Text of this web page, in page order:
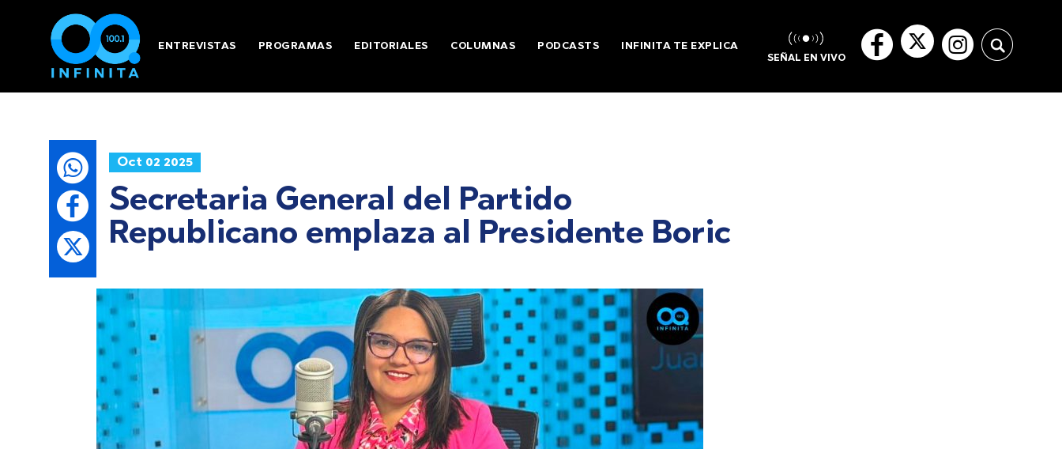
ENTREVISTAS PROGRAMAS EDITORIALES COLUMNAS PODCASTS INFINITA TE EXPLICA
SEÑAL EN VIVO
Oct 02 2025
Secretaria General del Partido
Republicano emplaza al Presidente Boric